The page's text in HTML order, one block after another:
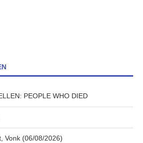
PEOPLE WHO DIED
Vonk (06/08/2026)